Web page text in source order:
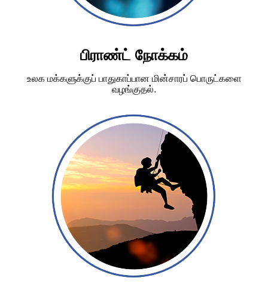
பிராண்ட் நோக்கம்
உலக மக்களுக்குப் பாதுகாப்பான மின்சாரப் பொருட்களை
வழங்குதல்.